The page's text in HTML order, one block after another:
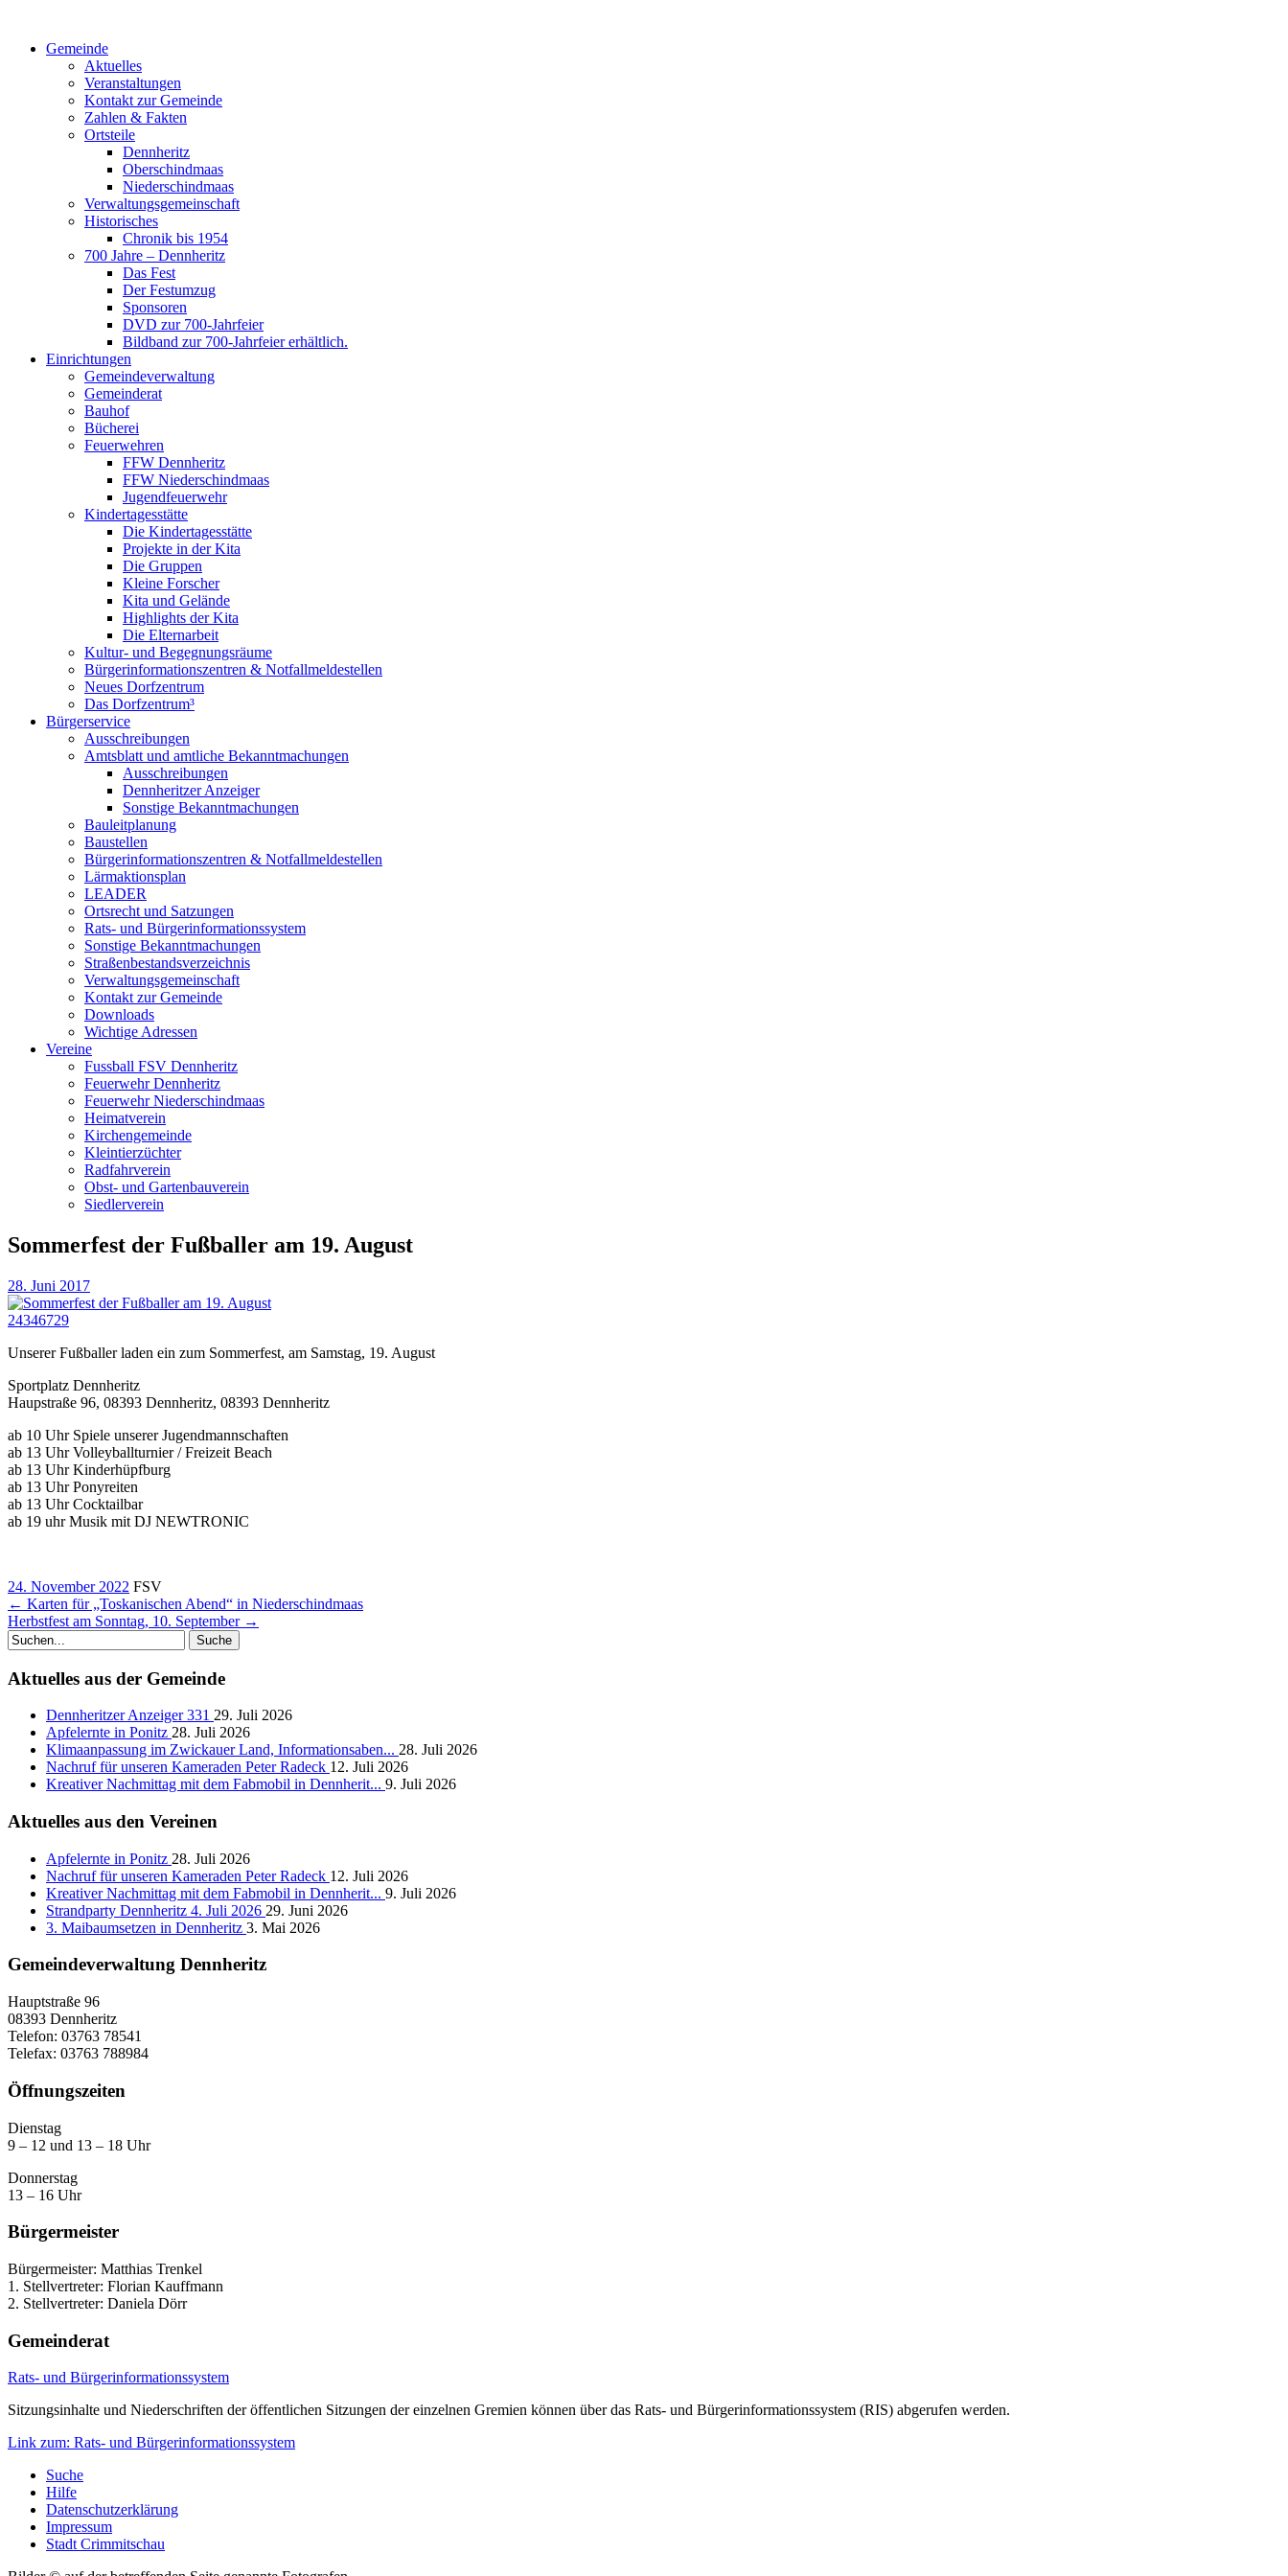
Gemeinde
Aktuelles
Veranstaltungen
Kontakt zur Gemeinde
Zahlen & Fakten
Ortsteile
Dennheritz
Oberschindmaas
Niederschindmaas
Verwaltungsgemeinschaft
Historisches
Chronik bis 1954
700 Jahre – Dennheritz
Das Fest
Der Festumzug
Sponsoren
DVD zur 700-Jahrfeier
Bildband zur 700-Jahrfeier erhältlich.
Einrichtungen
Gemeindeverwaltung
Gemeinderat
Bauhof
Bücherei
Feuerwehren
FFW Dennheritz
FFW Niederschindmaas
Jugendfeuerwehr
Kindertagesstätte
Die Kindertagesstätte
Projekte in der Kita
Die Gruppen
Kleine Forscher
Kita und Gelände
Highlights der Kita
Die Elternarbeit
Kultur- und Begegnungsräume
Bürgerinformationszentren & Notfallmeldestellen
Neues Dorfzentrum
Das Dorfzentrum³
Bürgerservice
Ausschreibungen
Amtsblatt und amtliche Bekanntmachungen
Ausschreibungen
Dennheritzer Anzeiger
Sonstige Bekanntmachungen
Bauleitplanung
Baustellen
Bürgerinformationszentren & Notfallmeldestellen
Lärmaktionsplan
LEADER
Ortsrecht und Satzungen
Rats- und Bürgerinformationssystem
Sonstige Bekanntmachungen
Straßenbestandsverzeichnis
Verwaltungsgemeinschaft
Kontakt zur Gemeinde
Downloads
Wichtige Adressen
Vereine
Fussball FSV Dennheritz
Feuerwehr Dennheritz
Feuerwehr Niederschindmaas
Heimatverein
Kirchengemeinde
Kleintierzüchter
Radfahrverein
Obst- und Gartenbauverein
Siedlerverein
Sommerfest der Fußballer am 19. August
28. Juni 2017
24346729
Unserer Fußballer laden ein zum Sommerfest, am Samstag, 19. August
Sportplatz Dennheritz
Haupstraße 96, 08393 Dennheritz, 08393 Dennheritz
ab 10 Uhr Spiele unserer Jugendmannschaften
ab 13 Uhr Volleyballturnier / Freizeit Beach
ab 13 Uhr Kinderhüpfburg
ab 13 Uhr Ponyreiten
ab 13 Uhr Cocktailbar
ab 19 uhr Musik mit DJ NEWTRONIC
24. November 2022 FSV
← Karten für „Toskanischen Abend“ in Niederschindmaas
Herbstfest am Sonntag, 10. September →
Suche
Aktuelles aus der Gemeinde
Dennheritzer Anzeiger 331 29. Juli 2026
Apfelernte in Ponitz 28. Juli 2026
Klimaanpassung im Zwickauer Land, Informationsaben... 28. Juli 2026
Nachruf für unseren Kameraden Peter Radeck 12. Juli 2026
Kreativer Nachmittag mit dem Fabmobil in Dennherit... 9. Juli 2026
Aktuelles aus den Vereinen
Apfelernte in Ponitz 28. Juli 2026
Nachruf für unseren Kameraden Peter Radeck 12. Juli 2026
Kreativer Nachmittag mit dem Fabmobil in Dennherit... 9. Juli 2026
Strandparty Dennheritz 4. Juli 2026 29. Juni 2026
3. Maibaumsetzen in Dennheritz 3. Mai 2026
Gemeindeverwaltung Dennheritz
Hauptstraße 96
08393 Dennheritz
Telefon: 03763 78541
Telefax: 03763 788984
Öffnungszeiten
Dienstag
9 – 12 und 13 – 18 Uhr
Donnerstag
13 – 16 Uhr
Bürgermeister
Bürgermeister: Matthias Trenkel
1. Stellvertreter: Florian Kauffmann
2. Stellvertreter: Daniela Dörr
Gemeinderat
Rats- und Bürgerinformationssystem
Sitzungsinhalte und Niederschriften der öffentlichen Sitzungen der einzelnen Gremien können über das Rats- und Bürgerinformationssystem (RIS) abgerufen werden.
Link zum: Rats- und Bürgerinformationssystem
Suche
Hilfe
Datenschutzerklärung
Impressum
Stadt Crimmitschau